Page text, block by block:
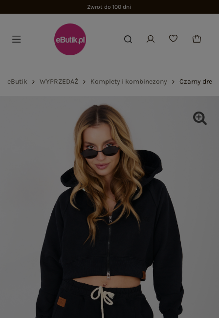
Zwrot do 100 dni
eButik WYPRZEDAŻ Komplety i kombinezony Czarny